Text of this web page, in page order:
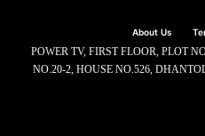
About Us
POWER TV, FIRST FLOOR, PLOT
NO.20-2, HOUSE NO.526,